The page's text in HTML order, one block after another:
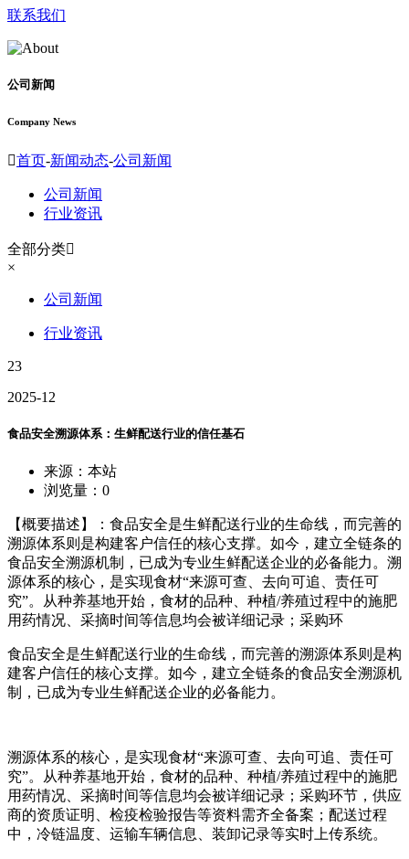
联系我们
公司新闻
Company News
首页-新闻动态-公司新闻
公司新闻
行业资讯
全部分类
×
公司新闻
行业资讯
23
2025-12
食品安全溯源体系：生鲜配送行业的信任基石
来源：本站
浏览量： 0
【概要描述】：食品安全是生鲜配送行业的生命线，而完善的
溯源体系则是构建客户信任的核心支撑。如今，建立全链条的
食品安全溯源机制，已成为专业生鲜配送企业的必备能力。溯
源体系的核心，是实现食材“来源可查、去向可追、责任可
究”。从种养基地开始，食材的品种、种植/养殖过程中的施肥
用药情况、采摘时间等信息均会被详细记录；采购环
食品安全是生鲜配送行业的生命线，而完善的溯源体系则是构
建客户信任的核心支撑。如今，建立全链条的食品安全溯源机
制，已成为专业生鲜配送企业的必备能力。
溯源体系的核心，是实现食材“来源可查、去向可追、责任可
究”。从种养基地开始，食材的品种、种植/养殖过程中的施肥
用药情况、采摘时间等信息均会被详细记录；采购环节，供应
商的资质证明、检疫检验报告等资料需齐全备案；配送过程
中，冷链温度、运输车辆信息、装卸记录等实时上传系统。